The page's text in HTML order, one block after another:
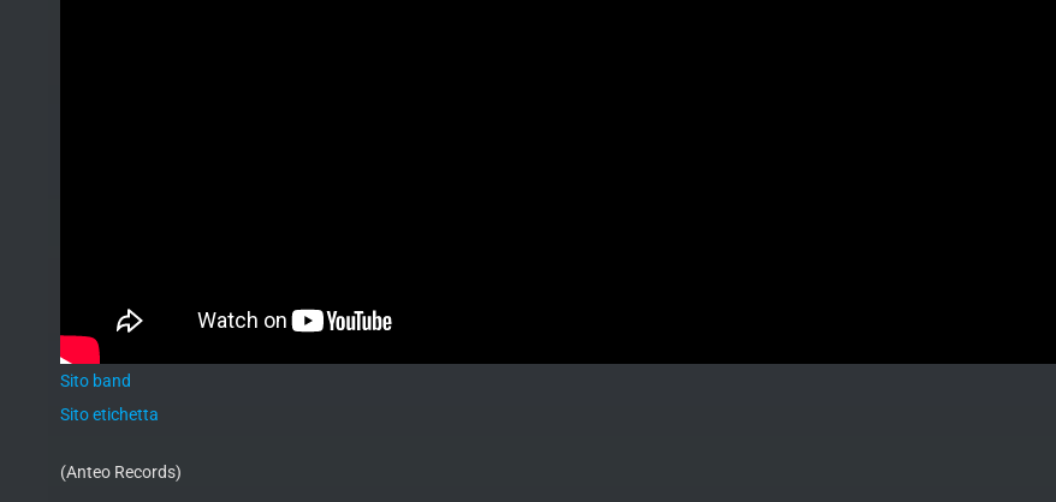
Sito band
Sito etichetta
(Anteo Records)